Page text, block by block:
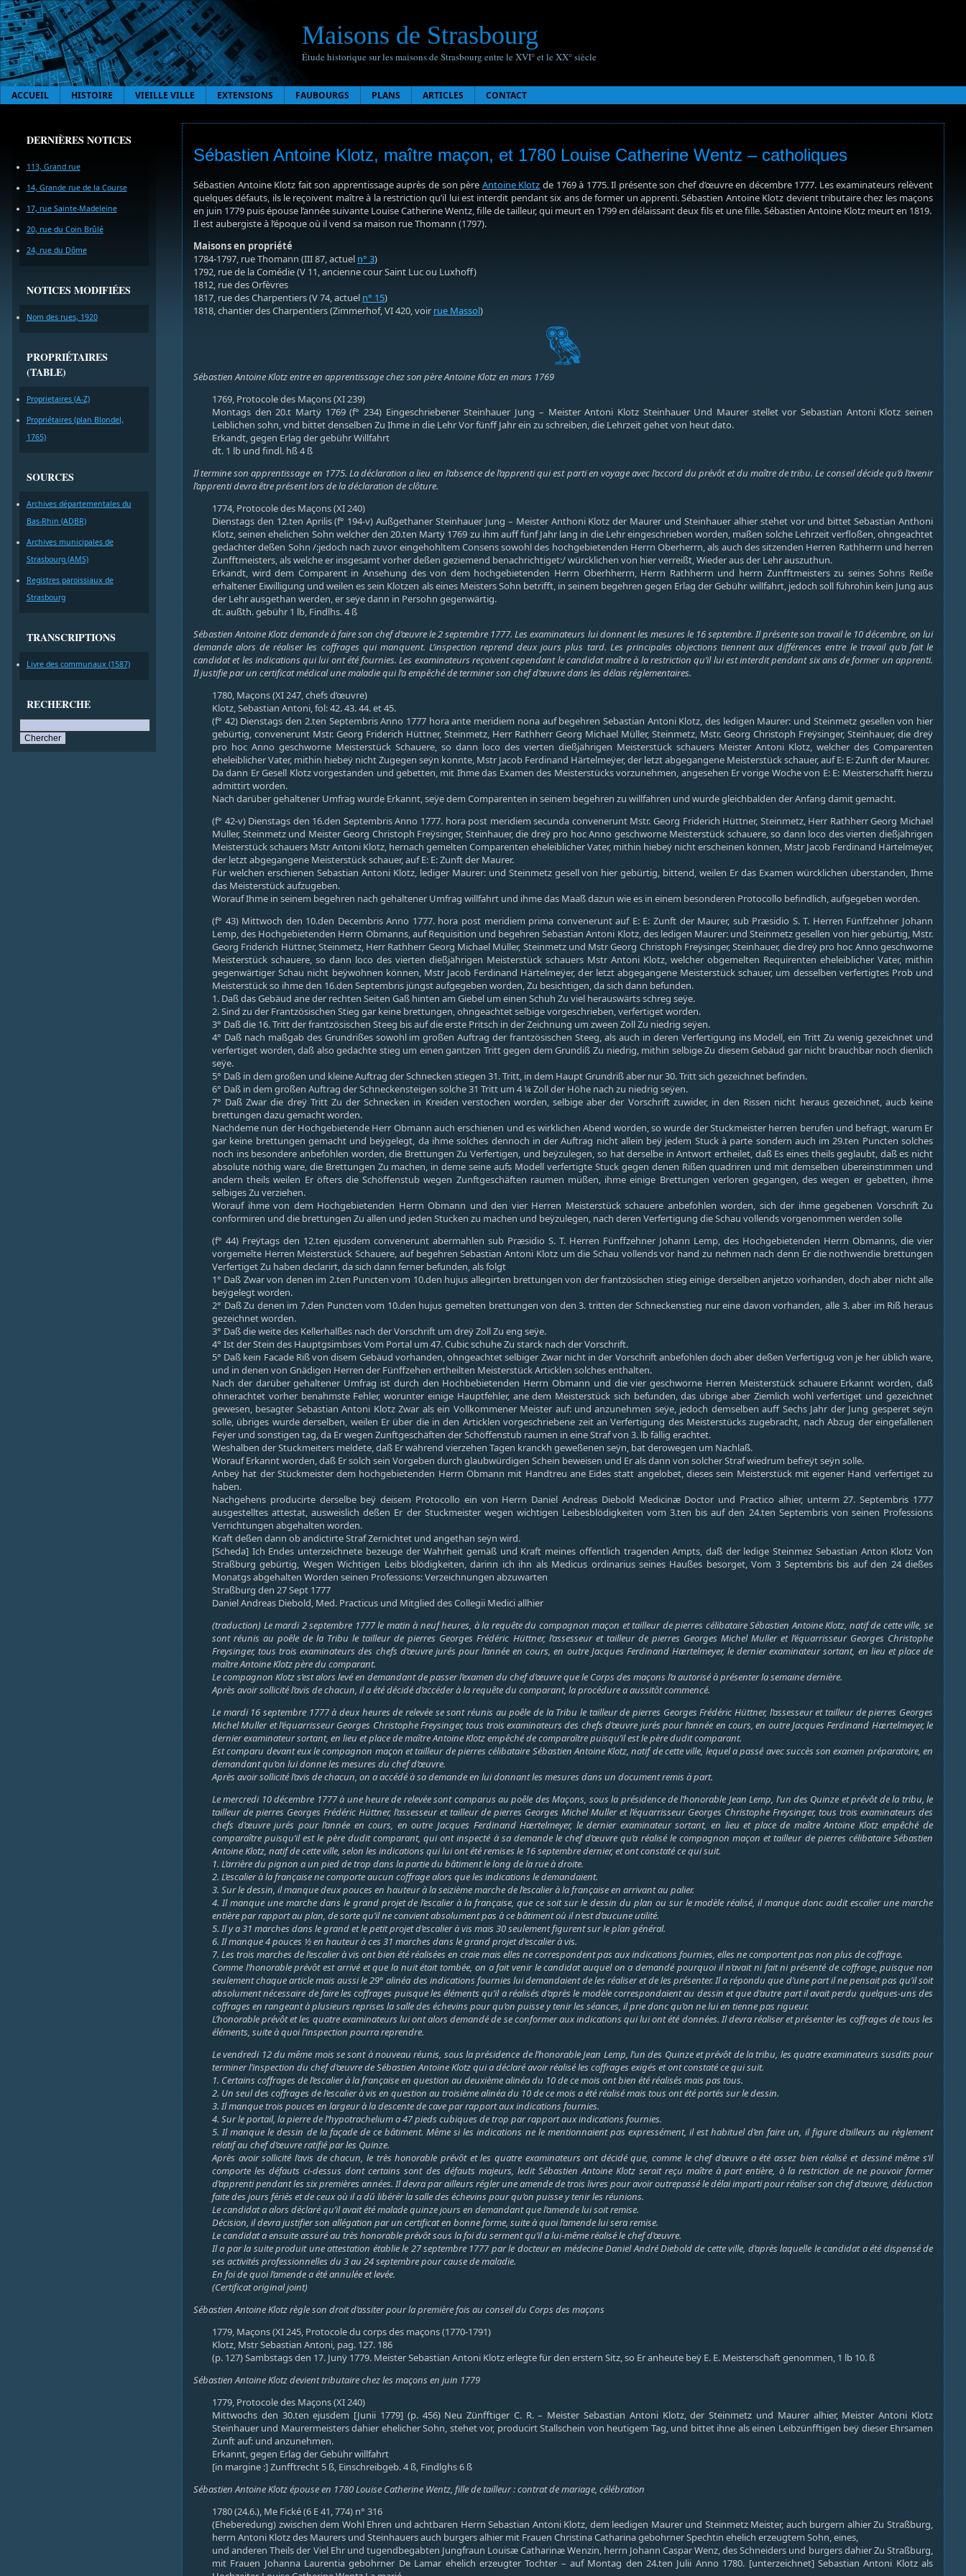
Maisons de Strasbourg
Étude historique sur les maisons de Strasbourg entre le XVI° et le XX° siècle
ACCUEIL HISTOIRE VIEILLE VILLE EXTENSIONS FAUBOURGS PLANS ARTICLES CONTACT
DERNIÈRES NOTICES
113, Grand rue
14, Grande rue de la Course
17, rue Sainte-Madeleine
20, rue du Coin Brûlé
24, rue du Dôme
NOTICES MODIFIÉES
Nom des rues, 1920
PROPRIÉTAIRES
(TABLE)
Proprietaires (A-Z)
Propriétaires (plan Blondel,
1765)
SOURCES
Archives départementales du
Bas-Rhin (ADBR)
Archives municipales de
Strasbourg (AMS)
Registres paroissiaux de
Strasbourg
TRANSCRIPTIONS
Livre des communaux (1587)
RECHERCHE
Sébastien Antoine Klotz, maître maçon, et 1780 Louise Catherine Wentz – catholiques
Sébastien Antoine Klotz fait son apprentissage auprès de son père Antoine Klotz de 1769 à 1775. Il présente son chef d’œuvre en décembre 1777. Les examinateurs relèvent
quelques défauts, ils le reçoivent maître à la restriction qu’il lui est interdit pendant six ans de former un apprenti. Sébastien Antoine Klotz devient tributaire chez les maçons
en juin 1779 puis épouse l’année suivante Louise Catherine Wentz, fille de tailleur, qui meurt en 1799 en délaissant deux fils et une fille. Sébastien Antoine Klotz meurt en 1819.
Il est aubergiste à l’époque où il vend sa maison rue Thomann (1797).
Maisons en propriété
1784-1797, rue Thomann (III 87, actuel n° 3)
1792, rue de la Comédie (V 11, ancienne cour Saint Luc ou Luxhoff)
1812, rue des Orfèvres
1817, rue des Charpentiers (V 74, actuel n° 15)
1818, chantier des Charpentiers (Zimmerhof, VI 420, voir rue Massol)
Sébastien Antoine Klotz entre en apprentissage chez son père Antoine Klotz en mars 1769
1769, Protocole des Maçons (XI 239)
Montags den 20.t Martÿ 1769 (f° 234) Eingeschriebener Steinhauer Jung – Meister Antoni Klotz Steinhauer Und Maurer stellet vor Sebastian Antoni Klotz seinen
Leiblichen sohn, vnd bittet denselben Zu Ihme in die Lehr Vor fünff Jahr ein zu schreiben, die Lehrzeit gehet von heut dato.
Erkandt, gegen Erlag der gebühr Willfahrt
dt. 1 lb und findl. hß 4 ß
Il termine son apprentissage en 1775. La déclaration a lieu en l’absence de l’apprenti qui est parti en voyage avec l’accord du prévôt et du maître de tribu. Le conseil décide qu’à l’avenir
l’apprenti devra être présent lors de la déclaration de clôture.
1774, Protocole des Maçons (XI 240)
Dienstags den 12.ten Aprilis (f° 194-v) Außgethaner Steinhauer Jung – Meister Anthoni Klotz der Maurer und Steinhauer alhier stehet vor und bittet Sebastian Anthoni
Klotz, seinen ehelichen Sohn welcher den 20.ten Martÿ 1769 zu ihm auff fünf Jahr lang in die Lehr eingeschrieben worden, maßen solche Lehrzeit verfloßen, ohngeachtet
gedachter deßen Sohn /:jedoch nach zuvor eingehohltem Consens sowohl des hochgebietenden Herrn Oberherrn, als auch des sitzenden Herren Rathherrn und herren
Zunfftmeisters, als welche er insgesamt vorher deßen geziemend benachrichtiget:/ würcklichen von hier verreißt, Wieder aus der Lehr auszuthun.
Erkandt, wird dem Comparent in Ansehung des von dem hochgebietenden Herrn Oberhherrn, Herrn Rathherrn und herrn Zunfftmeisters zu seines Sohns Reiße
erhaltener Eiwilligung und weilen es sein Klotzen als eines Meisters Sohn betrifft, in seinem begehren gegen Erlag der Gebühr willfahrt, jedoch soll führohin kein Jung aus
der Lehr ausgethan werden, er seÿe dann in Persohn gegenwärtig.
dt. außth. gebühr 1 lb, Findlhs. 4 ß
Sébastien Antoine Klotz demande à faire son chef d’œuvre le 2 septembre 1777. Les examinateurs lui donnent les mesures le 16 septembre. Il présente son travail le 10 décembre, on lui
demande alors de réaliser les coffrages qui manquent. L’inspection reprend deux jours plus tard. Les principales objections tiennent aux différences entre le travail qu’a fait le
candidat et les indications qui lui ont été fournies. Les examinateurs reçoivent cependant le candidat maître à la restriction qu’il lui est interdit pendant six ans de former un apprenti.
Il justifie par un certificat médical une maladie qui l’a empêché de terminer son chef d’œuvre dans les délais réglementaires.
1780, Maçons (XI 247, chefs d’œuvre)
Klotz, Sebastian Antoni, fol: 42. 43. 44. et 45.
(f° 42) Dienstags den 2.ten Septembris Anno 1777 hora ante meridiem nona auf begehren Sebastian Antoni Klotz, des ledigen Maurer: und Steinmetz gesellen von hier
gebürtig, convenerunt Mstr. Georg Friderich Hüttner, Steinmetz, Herr Rathherr Georg Michael Müller, Steinmetz, Mstr. Georg Christoph Freÿsinger, Steinhauer, die dreÿ
pro hoc Anno geschworne Meisterstück Schauere, so dann loco des vierten dießjährigen Meisterstück schauers Meister Antoni Klotz, welcher des Comparenten
eheleiblicher Vater, mithin hiebeÿ nicht Zugegen seÿn konnte, Mstr Jacob Ferdinand Härtelmeÿer, der letzt abgegangene Meisterstück schauer, auf E: E: Zunft der Maurer.
Da dann Er Gesell Klotz vorgestanden und gebetten, mit Ihme das Examen des Meisterstücks vorzunehmen, angesehen Er vorige Woche von E: E: Meisterschafft hierzu
admittirt worden.
Nach darüber gehaltener Umfrag wurde Erkannt, seÿe dem Comparenten in seinem begehren zu willfahren und wurde gleichbalden der Anfang damit gemacht.
(f° 42-v) Dienstags den 16.den Septembris Anno 1777. hora post meridiem secunda convenerunt Mstr. Georg Friderich Hüttner, Steinmetz, Herr Rathherr Georg Michael
Müller, Steinmetz und Meister Georg Christoph Freÿsinger, Steinhauer, die dreÿ pro hoc Anno geschworne Meisterstück schauere, so dann loco des vierten dießjährigen
Meisterstück schauers Mstr Antoni Klotz, hernach gemelten Comparenten eheleiblicher Vater, mithin hiebeÿ nicht erscheinen können, Mstr Jacob Ferdinand Härtelmeÿer,
der letzt abgegangene Meisterstück schauer, auf E: E: Zunft der Maurer.
Für welchen erschienen Sebastian Antoni Klotz, lediger Maurer: und Steinmetz gesell von hier gebürtig, bittend, weilen Er das Examen würcklichen überstanden, Ihme
das Meisterstück aufzugeben.
Worauf Ihme in seinem begehren nach gehaltener Umfrag willfahrt und ihme das Maaß dazun wie es in einem besonderen Protocollo befindlich, aufgegeben worden.
(f° 43) Mittwoch den 10.den Decembris Anno 1777. hora post meridiem prima convenerunt auf E: E: Zunft der Maurer, sub Præsidio S. T. Herren Fünffzehner Johann
Lemp, des Hochgebietenden Herrn Obmanns, auf Requisition und begehren Sebastian Antoni Klotz, des ledigen Maurer: und Steinmetz gesellen von hier gebürtig, Mstr.
Georg Friderich Hüttner, Steinmetz, Herr Rathherr Georg Michael Müller, Steinmetz und Mstr Georg Christoph Freÿsinger, Steinhauer, die dreÿ pro hoc Anno geschworne
Meisterstück schauere, so dann loco des vierten dießjährigen Meisterstück schauers Mstr Antoni Klotz, welcher obgemelten Requirenten eheleiblicher Vater, mithin
gegenwärtiger Schau nicht beÿwohnen können, Mstr Jacob Ferdinand Härtelmeÿer, der letzt abgegangene Meisterstück schauer, um desselben verfertigtes Prob und
Meisterstück so ihme den 16.den Septembris jüngst aufgegeben worden, Zu besichtigen, da sich dann befunden.
1. Daß das Gebäud ane der rechten Seiten Gaß hinten am Giebel um einen Schuh Zu viel herauswärts schreg seÿe.
2. Sind zu der Frantzösischen Stieg gar keine brettungen, ohngeachtet selbige vorgeschrieben, verfertiget worden.
3° Daß die 16. Tritt der frantzösischen Steeg bis auf die erste Pritsch in der Zeichnung um zween Zoll Zu niedrig seÿen.
4° Daß nach maßgab des Grundrißes sowohl im großen Auftrag der frantzösischen Steeg, als auch in deren Verfertigung ins Modell, ein Tritt Zu wenig gezeichnet und
verfertiget worden, daß also gedachte stieg um einen gantzen Tritt gegen dem Grundiß Zu niedrig, mithin selbige Zu diesem Gebäud gar nicht brauchbar noch dienlich
seÿe.
5° Daß in dem großen und kleine Auftrag der Schnecken stiegen 31. Tritt, in dem Haupt Grundriß aber nur 30. Tritt sich gezeichnet befinden.
6° Daß in dem großen Auftrag der Schneckensteigen solche 31 Tritt um 4 ¼ Zoll der Höhe nach zu niedrig seÿen.
7° Daß Zwar die dreÿ Tritt Zu der Schnecken in Kreiden verstochen worden, selbige aber der Vorschrift zuwider, in den Rissen nicht heraus gezeichnet, aucb keine
brettungen dazu gemacht worden.
Nachdeme nun der Hochgebietende Herr Obmann auch erschienen und es wirklichen Abend worden, so wurde der Stuckmeister herren berufen und befragt, warum Er
gar keine brettungen gemacht und beÿgelegt, da ihme solches dennoch in der Auftrag nicht allein beÿ jedem Stuck à parte sondern auch im 29.ten Puncten solches
noch ins besondere anbefohlen worden, die Brettungen Zu Verfertigen, und beÿzulegen, so hat derselbe in Antwort ertheilet, daß Es eines theils geglaubt, daß es nicht
absolute nöthig ware, die Brettungen Zu machen, in deme seine aufs Modell verfertigte Stuck gegen denen Rißen quadriren und mit demselben übereinstimmen und
andern theils weilen Er öfters die Schöffenstub wegen Zunftgeschäften raumen müßen, ihme einige Brettungen verloren gegangen, des wegen er gebetten, ihme
selbiges Zu verziehen.
Worauf ihme von dem Hochgebietenden Herrn Obmann und den vier Herren Meisterstück schauere anbefohlen worden, sich der ihme gegebenen Vorschrift Zu
conformiren und die brettungen Zu allen und jeden Stucken zu machen und beÿzulegen, nach deren Verfertigung die Schau vollends vorgenommen werden solle
(f° 44) Freÿtags den 12.ten ejusdem convenerunt abermahlen sub Præsidio S. T. Herren Fünffzehner Johann Lemp, des Hochgebietenden Herrn Obmanns, die vier
vorgemelte Herren Meisterstück Schauere, auf begehren Sebastian Antoni Klotz um die Schau vollends vor hand zu nehmen nach denn Er die nothwendie brettungen
Verfertiget Zu haben declarirt, da sich dann ferner befunden, als folgt
1° Daß Zwar von denen im 2.ten Puncten vom 10.den hujus allegirten brettungen von der frantzösischen stieg einige derselben anjetzo vorhanden, doch aber nicht alle
beÿgelegt worden.
2° Daß Zu denen im 7.den Puncten vom 10.den hujus gemelten brettungen von den 3. tritten der Schneckenstieg nur eine davon vorhanden, alle 3. aber im Riß heraus
gezeichnet worden.
3° Daß die weite des Kellerhalßes nach der Vorschrift um dreÿ Zoll Zu eng seÿe.
4° Ist der Stein des Hauptgsimbses Vom Portal um 47. Cubic schuhe Zu starck nach der Vorschrift.
5° Daß kein Facade Riß von disem Gebäud vorhanden, ohngeachtet selbiger Zwar nicht in der Vorschrift anbefohlen doch aber deßen Verfertigug von je her üblich ware,
und in denen von Gnädigen Herren der Fünffzehen ertheilten Meisterstück Articklen solches enthalten.
Nach der darüber gehaltener Umfrag ist durch den Hochbebietenden Herrn Obmann und die vier geschworne Herren Meisterstück schauere Erkannt worden, daß
ohnerachtet vorher benahmste Fehler, worunter einige Hauptfehler, ane dem Meisterstück sich befunden, das übrige aber Ziemlich wohl verfertiget und gezeichnet
gewesen, besagter Sebastian Antoni Klotz Zwar als ein Vollkommener Meister auf: und anzunehmen seÿe, jedoch demselben auff Sechs Jahr der Jung gesperet seÿn
solle, übriges wurde derselben, weilen Er über die in den Articklen vorgeschriebene zeit an Verfertigung des Meisterstücks zugebracht, nach Abzug der eingefallenen
Feÿer und sonstigen tag, da Er wegen Zunftgeschäften der Schöffenstub raumen in eine Straf von 3. lb fällig erachtet.
Weshalben der Stuckmeiters meldete, daß Er während vierzehen Tagen kranckh geweßenen seÿn, bat derowegen um Nachlaß.
Worauf Erkannt worden, daß Er solch sein Vorgeben durch glaubwürdigen Schein beweisen und Er als dann von solcher Straf wiedrum befreÿt seÿn solle.
Anbeÿ hat der Stückmeister dem hochgebietenden Herrn Obmann mit Handtreu ane Eides statt angelobet, dieses sein Meisterstück mit eigener Hand verfertiget zu
haben.
Nachgehens producirte derselbe beÿ deisem Protocollo ein von Herrn Daniel Andreas Diebold Medicinæ Doctor und Practico alhier, unterm 27. Septembris 1777
ausgestelltes attestat, ausweislich deßen Er der Stuckmeister wegen wichtigen Leibesblödigkeiten vom 3.ten bis auf den 24.ten Septembris von seinen Professions
Verrichtungen abgehalten worden.
Kraft deßen dann ob andictirte Straf Zernichtet und angethan seÿn wird.
[Scheda] Ich Endes unterzeichnete bezeuge der Wahrheit gemäß und Kraft meines offentlich tragenden Ampts, daß der ledige Steinmez Sebastian Anton Klotz Von
Straßburg gebürtig, Wegen Wichtigen Leibs blödigkeiten, darinn ich ihn als Medicus ordinarius seines Haußes besorget, Vom 3 Septembris bis auf den 24 dießes
Monatgs abgehalten Worden seinen Professions: Verzeichnungen abzuwarten
Straßburg den 27 Sept 1777
Daniel Andreas Diebold, Med. Practicus und Mitglied des Collegii Medici allhier
(traduction) Le mardi 2 septembre 1777 le matin à neuf heures, à la requête du compagnon maçon et tailleur de pierres célibataire Sébastien Antoine Klotz, natif de cette ville, se
sont réunis au poêle de la Tribu le tailleur de pierres Georges Frédéric Hüttner, l’assesseur et tailleur de pierres Georges Michel Muller et l’équarrisseur Georges Christophe
Freysinger, tous trois examinateurs des chefs d’œuvre jurés pour l’année en cours, en outre Jacques Ferdinand Hærtelmeyer, le dernier examinateur sortant, en lieu et place de
maître Antoine Klotz père du comparant.
Le compagnon Klotz s’est alors levé en demandant de passer l’examen du chef d’œuvre que le Corps des maçons l’a autorisé à présenter la semaine dernière.
Après avoir sollicité l’avis de chacun, il a été décidé d’accéder à la requête du comparant, la procédure a aussitôt commencé.
Le mardi 16 septembre 1777 à deux heures de relevée se sont réunis au poêle de la Tribu le tailleur de pierres Georges Frédéric Hüttner, l’assesseur et tailleur de pierres Georges
Michel Muller et l’équarrisseur Georges Christophe Freysinger, tous trois examinateurs des chefs d’œuvre jurés pour l’année en cours, en outre Jacques Ferdinand Hærtelmeyer, le
dernier examinateur sortant, en lieu et place de maître Antoine Klotz empêché de comparaître puisqu’il est le père dudit comparant.
Est comparu devant eux le compagnon maçon et tailleur de pierres célibataire Sébastien Antoine Klotz, natif de cette ville, lequel a passé avec succès son examen préparatoire, en
demandant qu’on lui donne les mesures du chef d’œuvre.
Après avoir sollicité l’avis de chacun, on a accédé à sa demande en lui donnant les mesures dans un document remis à part.
Le mercredi 10 décembre 1777 à une heure de relevée sont comparus au poêle des Maçons, sous la présidence de l’honorable Jean Lemp, l’un des Quinze et prévôt de la tribu, le
tailleur de pierres Georges Frédéric Hüttner, l’assesseur et tailleur de pierres Georges Michel Muller et l’équarrisseur Georges Christophe Freysinger, tous trois examinateurs des
chefs d’œuvre jurés pour l’année en cours, en outre Jacques Ferdinand Hærtelmeyer, le dernier examinateur sortant, en lieu et place de maître Antoine Klotz empêché de
comparaître puisqu’il est le père dudit comparant, qui ont inspecté à sa demande le chef d’œuvre qu’a réalisé le compagnon maçon et tailleur de pierres célibataire Sébastien
Antoine Klotz, natif de cette ville, selon les indications qui lui ont été remises le 16 septembre dernier, et ont constaté ce qui suit.
1. L’arrière du pignon a un pied de trop dans la partie du bâtiment le long de la rue à droite.
2. L’escalier à la française ne comporte aucun coffrage alors que les indications le demandaient.
3. Sur le dessin, il manque deux pouces en hauteur à la seizième marche de l’escalier à la française en arrivant au palier.
4. Il manque une marche dans le grand projet de l’escalier à la française, que ce soit sur le dessin du plan ou sur le modèle réalisé, il manque donc audit escalier une marche
entière par rapport au plan, de sorte qu’il ne convient absolument pas à ce bâtiment où il n’est d’aucune utilité.
5. Il y a 31 marches dans le grand et le petit projet d’escalier à vis mais 30 seulement figurent sur le plan général.
6. Il manque 4 pouces ½ en hauteur à ces 31 marches dans le grand projet d’escalier à vis.
7. Les trois marches de l’escalier à vis ont bien été réalisées en craie mais elles ne correspondent pas aux indications fournies, elles ne comportent pas non plus de coffrage.
Comme l’honorable prévôt est arrivé et que la nuit était tombée, on a fait venir le candidat auquel on a demandé pourquoi il n’avait ni fait ni présenté de coffrage, puisque non
seulement chaque article mais aussi le 29° alinéa des indications fournies lui demandaient de les réaliser et de les présenter. Il a répondu que d’une part il ne pensait pas qu’il soit
absolument nécessaire de faire les coffrages puisque les éléments qu’il a réalisés d’après le modèle correspondaient au dessin et que d’autre part il avait perdu quelques-uns des
coffrages en rangeant à plusieurs reprises la salle des échevins pour qu’on puisse y tenir les séances, il prie donc qu’on ne lui en tienne pas rigueur.
L’honorable prévôt et les quatre examinateurs lui ont alors demandé de se conformer aux indications qui lui ont été données. Il devra réaliser et présenter les coffrages de tous les
éléments, suite à quoi l’inspection pourra reprendre.
Le vendredi 12 du même mois se sont à nouveau réunis, sous la présidence de l’honorable Jean Lemp, l’un des Quinze et prévôt de la tribu, les quatre examinateurs susdits pour
terminer l’inspection du chef d’œuvre de Sébastien Antoine Klotz qui a déclaré avoir réalisé les coffrages exigés et ont constaté ce qui suit.
1. Certains coffrages de l’escalier à la française en question au deuxième alinéa du 10 de ce mois ont bien été réalisés mais pas tous.
2. Un seul des coffrages de l’escalier à vis en question au troisième alinéa du 10 de ce mois a été réalisé mais tous ont été portés sur le dessin.
3. Il manque trois pouces en largeur à la descente de cave par rapport aux indications fournies.
4. Sur le portail, la pierre de l’hypotrachelium a 47 pieds cubiques de trop par rapport aux indications fournies.
5. Il manque le dessin de la façade de ce bâtiment. Même si les indications ne le mentionnaient pas expressément, il est habituel d’en faire un, il figure d’ailleurs au règlement
relatif au chef d’œuvre ratifié par les Quinze.
Après avoir sollicité l’avis de chacun, le très honorable prévôt et les quatre examinateurs ont décidé que, comme le chef d’œuvre a été assez bien réalisé et dessiné même s’il
comporte les défauts ci-dessus dont certains sont des défauts majeurs, ledit Sébastien Antoine Klotz serait reçu maître à part entière, à la restriction de ne pouvoir former
d’apprenti pendant les six premières années. Il devra par ailleurs régler une amende de trois livres pour avoir outrepassé le délai imparti pour réaliser son chef d’œuvre, déduction
faite des jours fériés et de ceux où il a dû libérér la salle des échevins pour qu’on puisse y tenir les réunions.
Le candidat a alors déclaré qu’il avait été malade quinze jours en demandant que l’amende lui soit remise.
Décision, il devra justifier son allégation par un certificat en bonne forme, suite à quoi l’amende lui sera remise.
Le candidat a ensuite assuré au très honorable prévôt sous la foi du serment qu’il a lui-même réalisé le chef d’œuvre.
Il a par la suite produit une attestation établie le 27 septembre 1777 par le docteur en médecine Daniel André Diebold de cette ville, d’après laquelle le candidat a été dispensé de
ses activités professionnelles du 3 au 24 septembre pour cause de maladie.
En foi de quoi l’amende a été annulée et levée.
(Certificat original joint)
Sébastien Antoine Klotz règle son droit d’assiter pour la première fois au conseil du Corps des maçons
1779, Maçons (XI 245, Protocole du corps des maçons (1770-1791)
Klotz, Mstr Sebastian Antoni, pag. 127. 186
(p. 127) Sambstags den 17. Junÿ 1779. Meister Sebastian Antoni Klotz erlegte für den erstern Sitz, so Er anheute beÿ E. E. Meisterschaft genommen, 1 lb 10. ß
Sébastien Antoine Klotz devient tributaire chez les maçons en juin 1779
1779, Protocole des Maçons (XI 240)
Mittwochs den 30.ten ejusdem [Junii 1779] (p. 456) Neu Zünfftiger C. R. – Meister Sebastian Antoni Klotz, der Steinmetz und Maurer alhier, Meister Antoni Klotz
Steinhauer und Maurermeisters dahier ehelicher Sohn, stehet vor, producirt Stallschein von heutigem Tag, und bittet ihne als einen Leibzünfftigen beÿ dieser Ehrsamen
Zunft auf: und anzunehmen.
Erkannt, gegen Erlag der Gebühr willfahrt
[in margine :] Zunfftrecht 5 ß, Einschreibgeb. 4 ß, Findlghs 6 ß
Sébastien Antoine Klotz épouse en 1780 Louise Catherine Wentz, fille de tailleur : contrat de mariage, célébration
1780 (24.6.), Me Fické (6 E 41, 774) n° 316
(Eheberedung) zwischen dem Wohl Ehren und achtbaren Herrn Sebastian Antoni Klotz, dem leedigen Maurer und Steinmetz Meister, auch burgern alhier Zu Straßburg,
herrn Antoni Klotz des Maurers und Steinhauers auch burgers alhier mit Frauen Christina Catharina gebohrner Spechtin ehelich erzeugtem Sohn, eines,
und anderen Theils der Viel Ehr und tugendbegabten Jungfraun Louisæ Catharinæ Wenzin, herrn Johann Caspar Wenz, des Schneiders und burgers dahier Zu Straßburg,
mit Frauen Johanna Laurentia gebohrner De Lamar ehelich erzeugter Tochter – auf Montag den 24.ten Julii Anno 1780. [unterzeichnet] Sebastian Antoni Klotz als